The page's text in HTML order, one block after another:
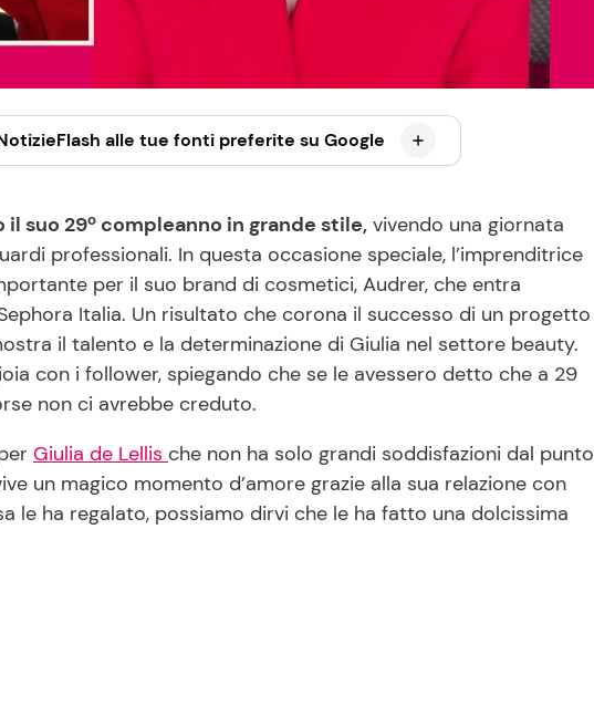
alle tue fonti preferite su Google
il suo 29º compleanno in grande stile, vivendo una giornata
professionali. In questa occasione speciale, l’imprenditrice
per il suo brand di cosmetici, Audrer, che entra
Italia. Un risultato che corona il successo di un progetto
il talento e la determinazione di Giulia nel settore beauty.
con i follower, spiegando che se le avessero detto che a 29
non ci avrebbe creduto.
Giulia de Lellis che non ha solo grandi soddisfazioni dal punto
un magico momento d’amore grazie alla sua relazione con
le ha regalato, possiamo dirvi che le ha fatto una dolcissima